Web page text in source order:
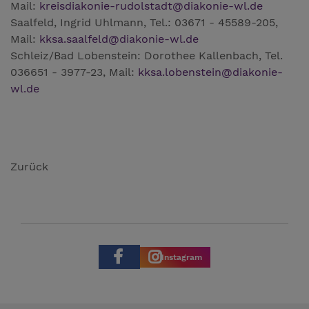
Mail: kreisdiakonie-rudolstadt@diakonie-wl.de
Saalfeld, Ingrid Uhlmann, Tel.: 03671 - 45589-205,
Mail: kksa.saalfeld@diakonie-wl.de
Schleiz/Bad Lobenstein: Dorothee Kallenbach, Tel.
036651 - 3977-23, Mail: kksa.lobenstein@diakonie-
wl.de
Zurück
Instagram